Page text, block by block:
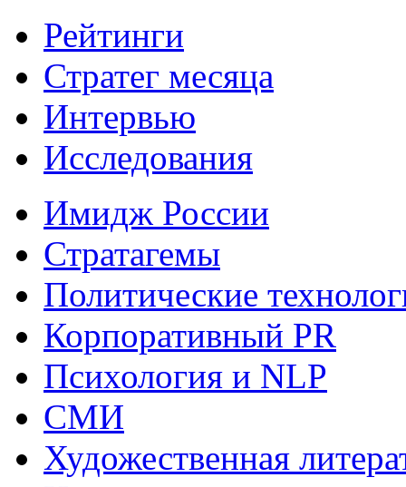
Рейтинги
Стратег месяца
Интервью
Исследования
Имидж России
Стратагемы
Политические
Корпоративный PR
Психология и NLP
СМИ
Художественная